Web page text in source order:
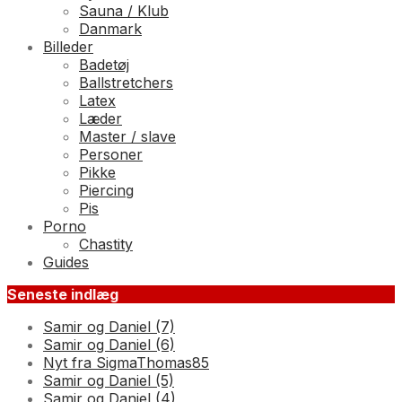
Sauna / Klub
Danmark
Billeder
Badetøj
Ballstretchers
Latex
Læder
Master / slave
Personer
Pikke
Piercing
Pis
Porno
Chastity
Guides
Seneste indlæg
Samir og Daniel (7)
Samir og Daniel (6)
Nyt fra SigmaThomas85
Samir og Daniel (5)
Samir og Daniel (4)